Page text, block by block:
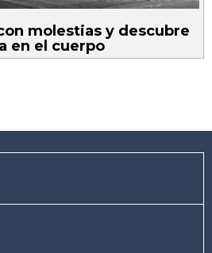
molestias y descubre
en el cuerpo